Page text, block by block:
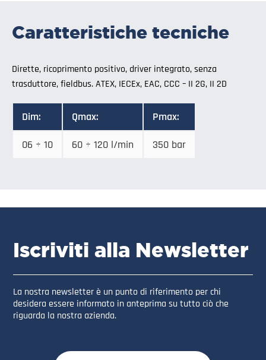
Caratteristiche tecniche
Dirette, ricoprimento positivo, driver integrato, senza
trasduttore, fieldbus. ATEX, IECEx, EAC, CCC – II 2G, II 2D
Dim: Qmax: Pmax:
06 ÷ 10 60 ÷ 120 l/min 350 bar
Iscriviti alla Newsletter
La nostra newsletter è un punto di riferimento per chi
desidera essere informato in anteprima su tutto ciò che
riguarda la nostra azienda.